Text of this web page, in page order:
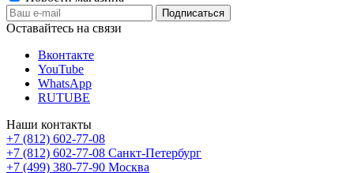
Оставайтесь на связи
Вконтакте
YouTube
WhatsApp
RUTUBE
Наши контакты
+7 (812) 602-77-08
+7 (812) 602-77-08 Санкт-Петербург
+7 (499) 380-77-90 Москва